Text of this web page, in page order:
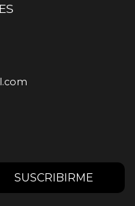
SUSCRIBIRME